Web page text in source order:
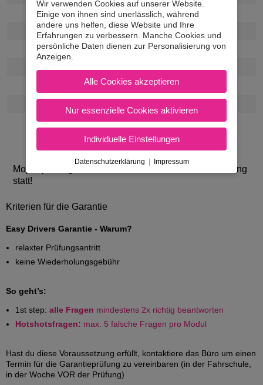
02.09.2026, 11:00 Uhr
09.09.2026, 11:00 Uhr
16.09.2026, 11:00 Uhr
23.09.2026, 11:00 Uhr
30.09.2026, 11:00 Uhr
14.10.2026, 11:00 Uhr
mehr ▼
Mopedprüfungen finden nach individueller Vereinbarung
statt!
Kriterien für die Garantie
Easy Drivers Garantie - Warum?
relaxter Prüfungsantritt
keine Wiederholungsgebühr
So geht’s:
1st step: alle Fragen mindestens 2x richtig beantworten
Hotshotsfragen: max. 5 falsche Fragen pro Modul
Hast du diese Voraussetzung erfüllt, kontaktiere das Büro um einen
Termin für die Garantieprüfung zu vereinbaren (in der Fahrschule,
in der Woche VOR der Prüfung)
Wir verwenden Cookies auf unserer Website.
Einige von ihnen sind unerlässlich, während
andere uns helfen, diese Website und Ihre
Erfahrungen zu verbessern. Manche Cookies und
persönliche Daten dienen zur Personalisierung von
Anzeigen.
Alle Cookies akzeptieren
Nur essenzielle Cookies aktivieren
Individuelle Einstellungen
Datenschutzerklärung Impressum